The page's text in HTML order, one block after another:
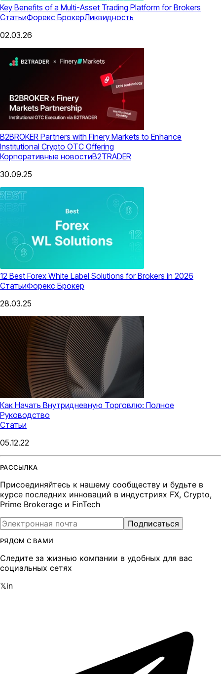
Key Benefits of a Multi-Asset Trading Platform for Brokers
СтатьиФорекс БрокерЛиквидность
02.03.26
B2BROKER Partners with Finery Markets to Enhance
Institutional Crypto OTC Offering
Корпоративные новостиB2TRADER
30.09.25
12 Best Forex White Label Solutions for Brokers in 2026
СтатьиФорекс Брокер
28.03.25
Как Начать Внутридневную Торговлю: Полное
Руководство
Статьи
05.12.22
РАССЫЛКА
Присоединяйтесь к нашему сообществу и будьте в
курсе последних инноваций в индустриях FX, Crypto,
Prime Brokerage и FinTech
Подписаться
РЯДОМ С ВАМИ
Следите за жизнью компании в удобных для вас
социальных сетях
𝕏in